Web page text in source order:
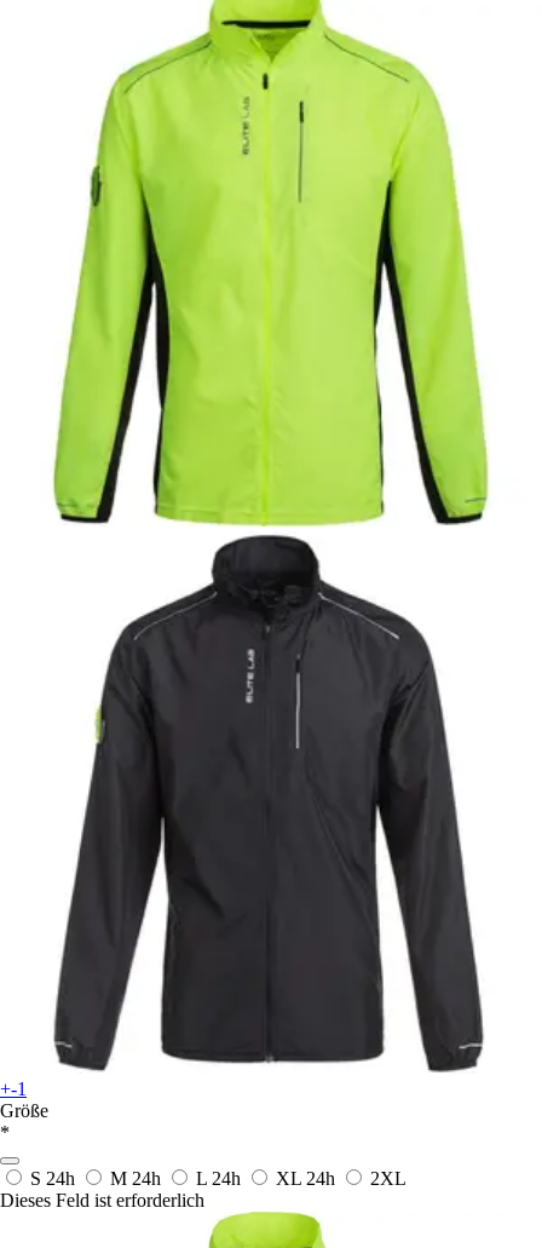
+-1
Größe
*
S 24h M 24h L 24h XL 24h
2XL
Dieses Feld ist erforderlich